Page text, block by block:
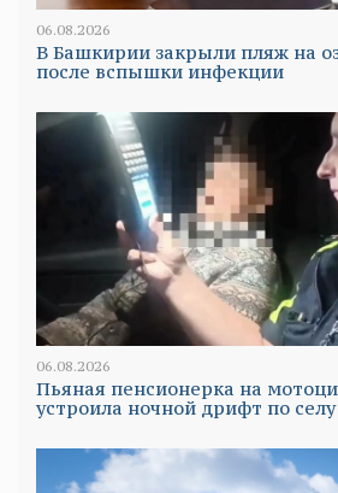
06.08.2026
В Башкирии закрыли пляж на
после вспышки инфекции
06.08.2026
Пьяная пенсионерка на
устроила ночной дрифт по селу